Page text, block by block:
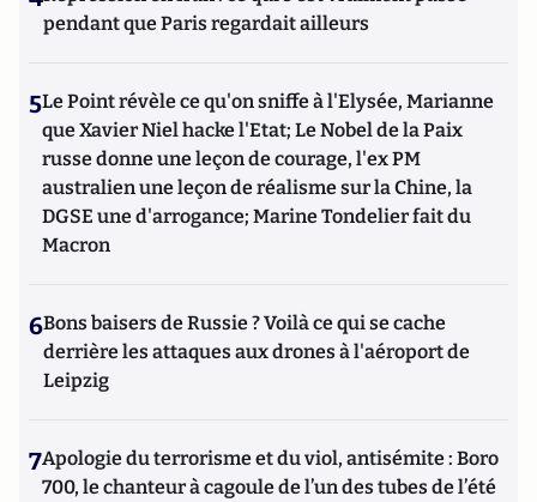
pendant que Paris regardait ailleurs
5Le Point révèle ce qu'on sniffe à l'Elysée, Marianne
que Xavier Niel hacke l'Etat; Le Nobel de la Paix
russe donne une leçon de courage, l'ex PM
australien une leçon de réalisme sur la Chine, la
DGSE une d'arrogance; Marine Tondelier fait du
Macron
6Bons baisers de Russie ? Voilà ce qui se cache
derrière les attaques aux drones à l'aéroport de
Leipzig
7Apologie du terrorisme et du viol, antisémite : Boro
700, le chanteur à cagoule de l’un des tubes de l’été